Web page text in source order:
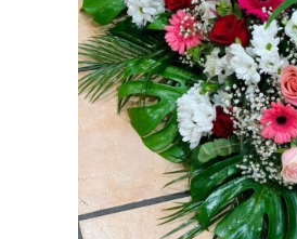
AÑADIR AL CARRITO